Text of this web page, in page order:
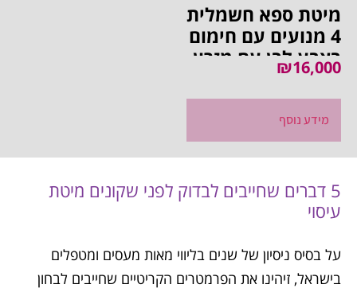
מיטת ספא חשמלית
4 מנועים עם חימום
בצבע לבן עם מזרון
שלם בסיס עץ כפול
לבן
₪16,000
מידע נוסף
5 דברים שחייבים לבדוק לפני שקונים מיטת
עיסוי
על בסיס ניסיון של שנים בליווי מאות מעסים ומטפלים
בישראל, זיהינו את הפרמטרים הקריטיים שחייבים לבחון